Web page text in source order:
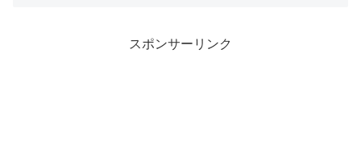
スポンサーリンク